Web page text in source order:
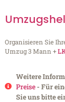
Organisieren Sie
Umzug 3 Mann +
Weitere
Preise- Für
Sie uns bitte